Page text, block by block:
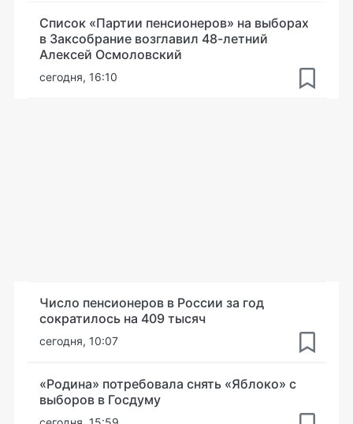
Список «Партии пенсионеров» на выборах
в Заксобрание возглавил 48-летний
Алексей Осмоловский
сегодня, 16:10
Число пенсионеров в России за год
сократилось на 409 тысяч
сегодня, 10:07
«Родина» потребовала снять «Яблоко» с
выборов в Госдуму